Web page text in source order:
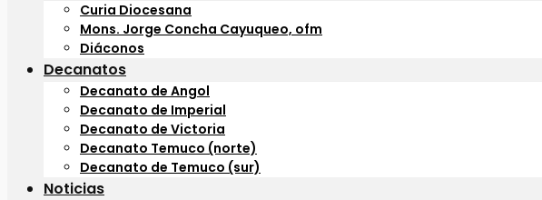
Curia Diocesana
Mons. Jorge Concha Cayuqueo, ofm
Diáconos
Decanatos
Decanato de Angol
Decanato de Imperial
Decanato de Victoria
Decanato Temuco (norte)
Decanato de Temuco (sur)
Noticias